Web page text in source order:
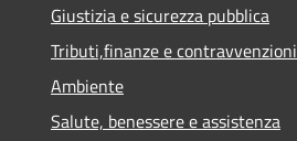
Giustizia e sicurezza pubblica
Tributi,finanze e contravvenzioni
Ambiente
Salute, benessere e assistenza